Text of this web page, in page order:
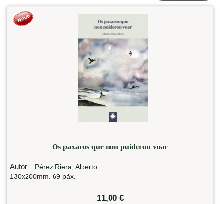
Os paxaros que non puideron voar
Autor:
Pérez Riera, Alberto
130x200mm. 69 páx.
11,00 €